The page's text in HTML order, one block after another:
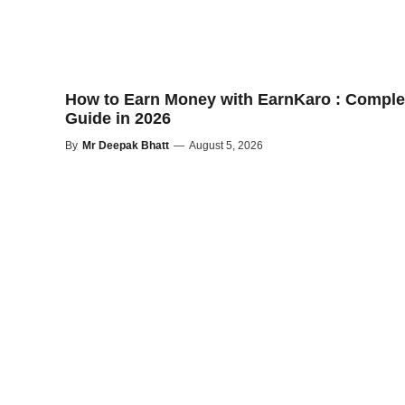
How to Earn Money with EarnKaro :
Guide in 2026
By Mr Deepak Bhatt — August 5, 2026